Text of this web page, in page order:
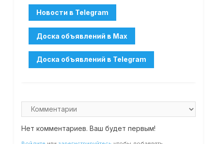
Нет комментариев. Ваш будет первым!